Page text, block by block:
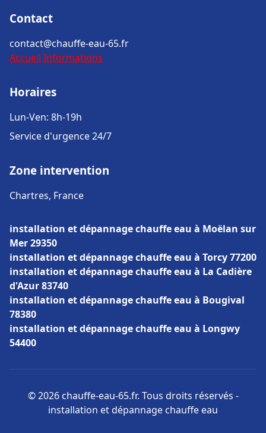
Contact
contact@chauffe-eau-65.fr
Accueil Informations
Horaires
Lun-Ven: 8h-19h
Service d'urgence 24/7
Zone intervention
Chartres, France
installation et dépannage chauffe eau à Moëlan sur
Mer 29350
installation et dépannage chauffe eau à Torcy 77200
installation et dépannage chauffe eau à La Cadière
d'Azur 83740
installation et dépannage chauffe eau à Bougival
78380
installation et dépannage chauffe eau à Longwy
54400
© 2026 chauffe-eau-65.fr. Tous droits réservés -
installation et dépannage chauffe eau